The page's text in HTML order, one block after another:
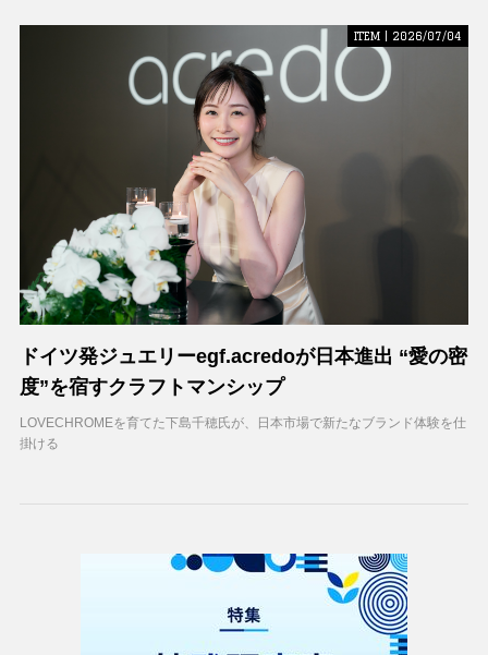
ITEM | 2026/07/04
ドイツ発ジュエリーegf.acredoが日本進出 “愛の密
度”を宿すクラフトマンシップ
LOVECHROMEを育てた下島千穂氏が、日本市場で新たなブランド体験を仕
掛ける